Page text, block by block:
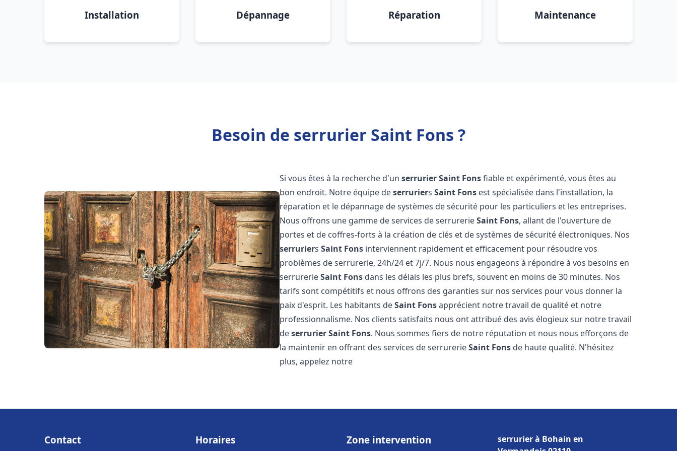
Installation Dépannage Réparation Maintenance
Besoin de serrurier Saint Fons ?
Si vous êtes à la recherche d'unserrurierSaint Fonsfiable et expérimenté, vous êtes au
bon endroit. Notre équipe deserruriersSaint Fons est spécialisée dans l'installation, la
réparation et le dépannage de systèmes de sécurité pour les particuliers et les entreprises.
Nous offrons une gamme de services de serrurerieSaint Fons, allant de l'ouverture de
portes et de coffres-forts à la création de clés et de systèmes de sécurité électroniques. Nos
serruriersSaint Fons interviennent rapidement et efficacement pour résoudre vos
problèmes de serrurerie, 24h/24 et 7j/7. Nous nous engageons à répondre à vos besoins en
serrurerieSaint Fons dans les délais les plus brefs, souvent en moins de 30 minutes. Nos
tarifs sont compétitifs et nous offrons des garanties sur nos services pour vous donner la
paix d'esprit. Les habitants deSaint Fonsapprécient notre travail de qualité et notre
professionnalisme. Nos clients satisfaits nous ont attribué des avis élogieux sur notre travail
deserrurierSaint Fons. Nous sommes fiers de notre réputation et nous nous efforçons de
la maintenir en offrant des services de serrurerieSaint Fons de haute qualité. N'hésitez
plus, appelez notre
Contact Horaires Zone intervention
serrurier à Bohain en